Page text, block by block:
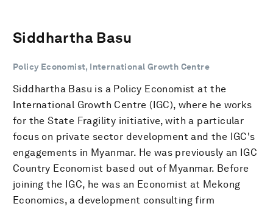
Siddhartha Basu
Policy Economist, International Growth Centre
Siddhartha Basu is a Policy Economist at the
International Growth Centre (IGC), where he works
for the State Fragility initiative, with a particular
focus on private sector development and the IGC's
engagements in Myanmar. He was previously an IGC
Country Economist based out of Myanmar. Before
joining the IGC, he was an Economist at Mekong
Economics, a development consulting firm